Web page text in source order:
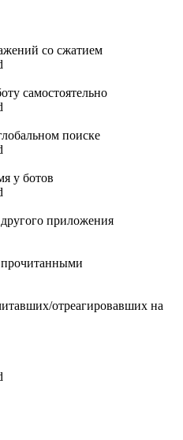
со сжатием
самостоятельно
поиске
у ботов
приложения
прочитанными
отреагировавших на